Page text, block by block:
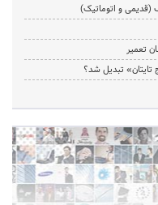
و اتوماتیک)
تایتان» تبدیل شد؟